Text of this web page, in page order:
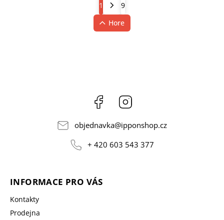
1
9
Hore
Facebook
objednavka@ipponshop.cz
+ 420 603 543 377
INFORMACE PRO VÁS
Kontakty
Prodejna